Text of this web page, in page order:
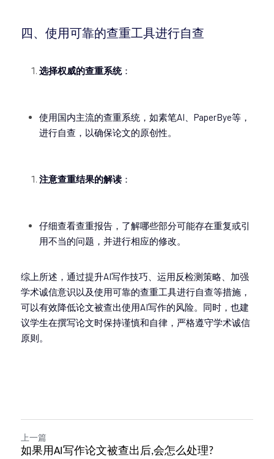
四、使用可靠的查重工具进行自查
选择权威的查重系统：
使用国内主流的查重系统，如素笔AI 、PaperBye等，
进行自查，以确保论文的原创性。
注意查重结果的解读 ：
仔细查看查重报告，了解哪些部分可能存在重复或引
用不当的问题，并进行相应的修改。
综上所述，通过提升AI写作技巧、运用反检测策略、加强
学术诚信意识以及使用可靠的查重工具进行自查等措施，
可以有效降低论文被查出使用AI写作的风险。同时，也建
议学生在撰写论文时保持谨慎和自律，严格遵守学术诚信
原则。
上一篇
如果用AI写作论文被查出后,会怎么处理?